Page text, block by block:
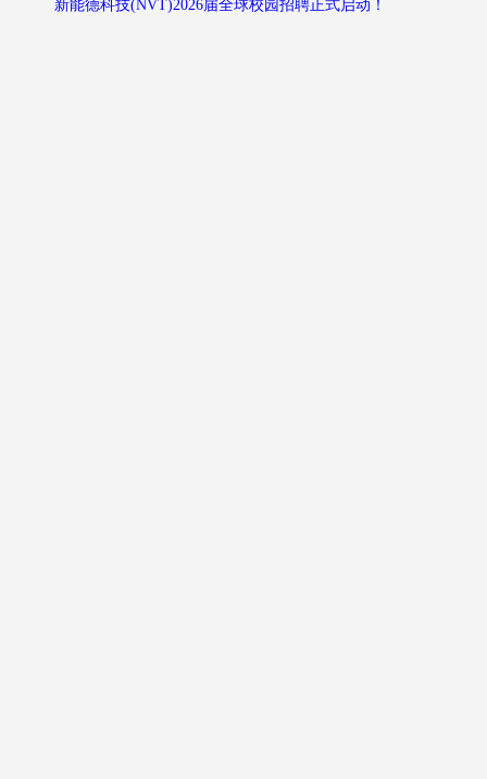
新能德科技(NVT)2026届全球校园招聘正式启动！